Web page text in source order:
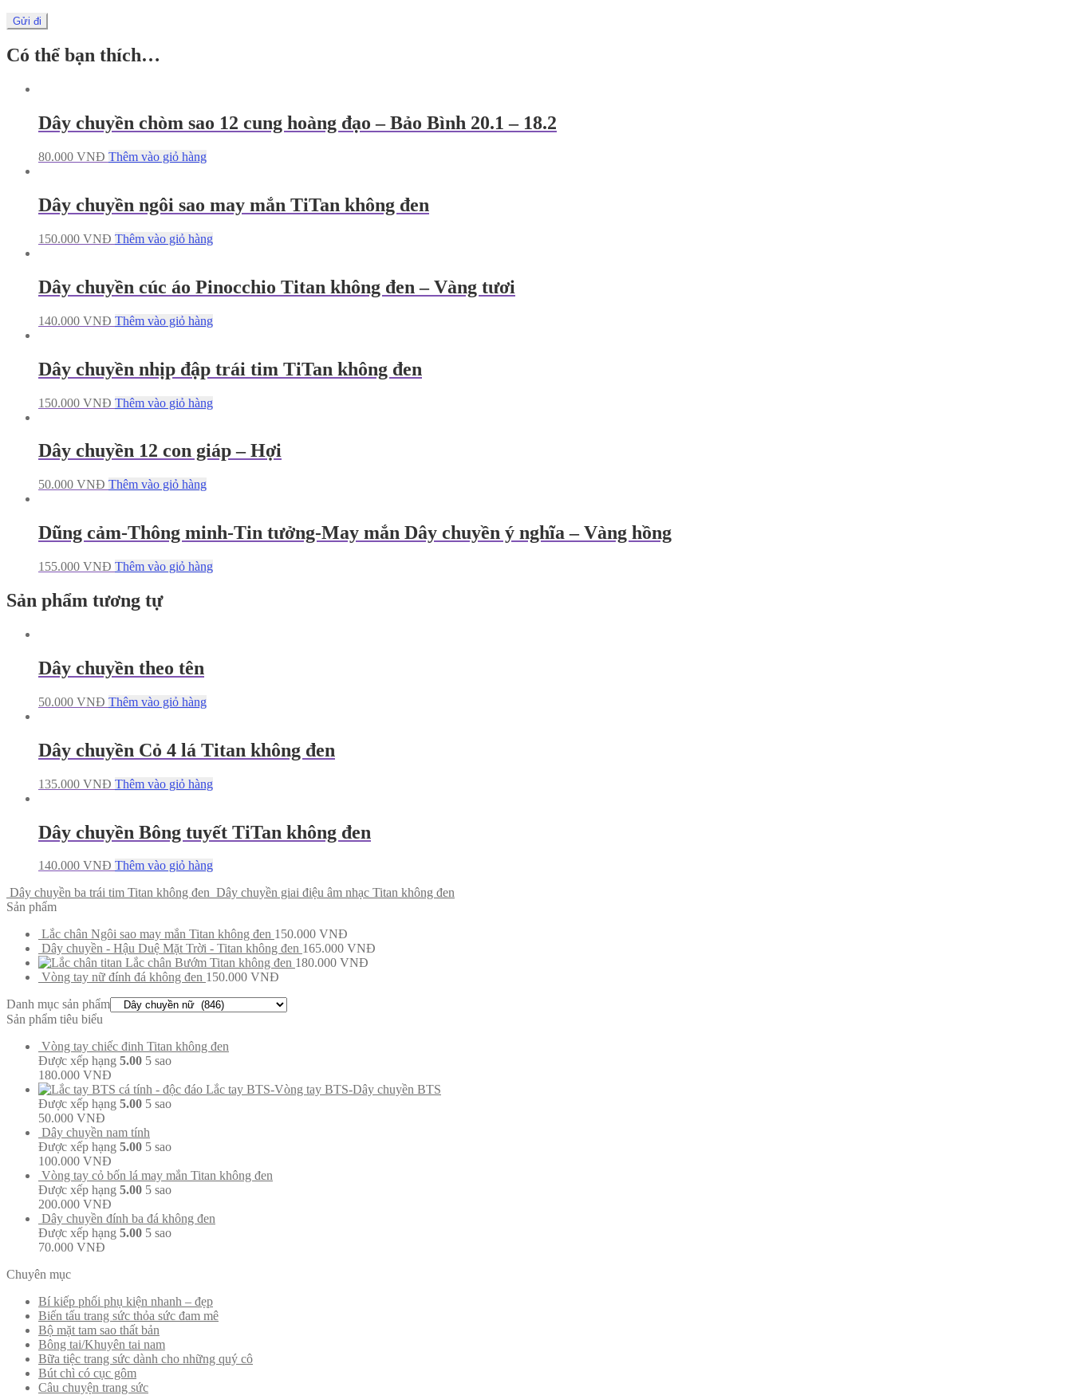
Có thể bạn thích…
Dây chuyền chòm sao 12 cung hoàng đạo – Bảo Bình 20.1 – 18.2
80.000 VNĐ Thêm vào giỏ hàng
Dây chuyền ngôi sao may mắn TiTan không đen
150.000 VNĐ Thêm vào giỏ hàng
Dây chuyền cúc áo Pinocchio Titan không đen – Vàng tươi
140.000 VNĐ Thêm vào giỏ hàng
Dây chuyền nhịp đập trái tim TiTan không đen
150.000 VNĐ Thêm vào giỏ hàng
Dây chuyền 12 con giáp – Hợi
50.000 VNĐ Thêm vào giỏ hàng
Dũng cảm-Thông minh-Tin tưởng-May mắn Dây chuyền ý nghĩa – Vàng hồng
155.000 VNĐ Thêm vào giỏ hàng
Sản phẩm tương tự
Dây chuyền theo tên
50.000 VNĐ Thêm vào giỏ hàng
Dây chuyền Cỏ 4 lá Titan không đen
135.000 VNĐ Thêm vào giỏ hàng
Dây chuyền Bông tuyết TiTan không đen
140.000 VNĐ Thêm vào giỏ hàng
Dây chuyền ba trái tim Titan không đen Dây chuyền giai điệu âm nhạc Titan không đen
Sản phẩm
Lắc chân Ngôi sao may mắn Titan không đen 150.000 VNĐ
Dây chuyền - Hậu Duệ Mặt Trời - Titan không đen 165.000 VNĐ
Lắc chân Bướm Titan không đen 180.000 VNĐ
Vòng tay nữ đính đá không đen 150.000 VNĐ
Danh mục sản phẩm
Sản phẩm tiêu biểu
Vòng tay chiếc đinh Titan không đen
Được xếp hạng 5.00 5 sao
180.000 VNĐ
Lắc tay BTS-Vòng tay BTS-Dây chuyền BTS
Được xếp hạng 5.00 5 sao
50.000 VNĐ
Dây chuyền nam tính
Được xếp hạng 5.00 5 sao
100.000 VNĐ
Vòng tay cỏ bốn lá may mắn Titan không đen
Được xếp hạng 5.00 5 sao
200.000 VNĐ
Dây chuyền đính ba đá không đen
Được xếp hạng 5.00 5 sao
70.000 VNĐ
Chuyên mục
Bí kiếp phối phụ kiện nhanh – đẹp
Biến tấu trang sức thỏa sức đam mê
Bộ mặt tam sao thất bản
Bông tai/Khuyên tai nam
Bữa tiệc trang sức dành cho những quý cô
Bút chì có cục gôm
Câu chuyện trang sức